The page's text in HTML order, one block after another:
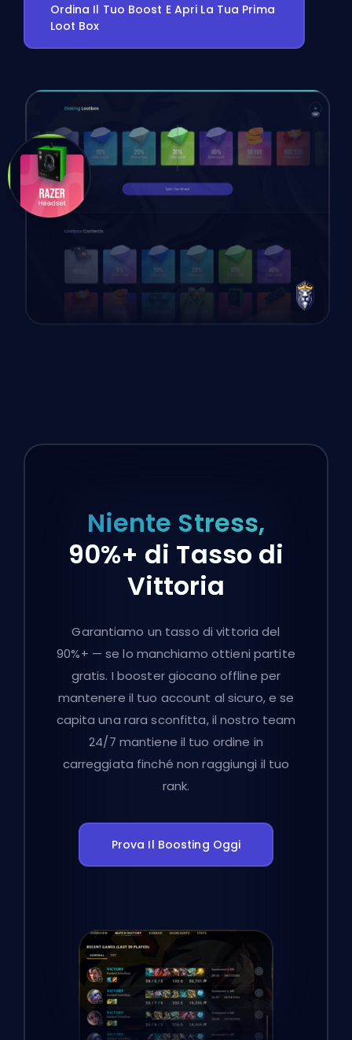
Ordina Il Tuo Boost E Apri La Tua Prima
Loot Box
Niente Stress,
90%+ di Tasso di
Vittoria
Garantiamo un tasso di vittoria del
90%+ — se lo manchiamo ottieni partite
gratis. I booster giocano offline per
mantenere il tuo account al sicuro, e se
capita una rara sconfitta, il nostro team
24/7 mantiene il tuo ordine in
carreggiata finché non raggiungi il tuo
rank.
Prova Il Boosting Oggi